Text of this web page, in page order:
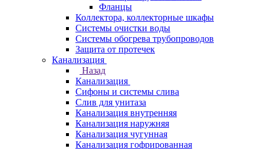
Фланцы
Коллектора, коллекторные шкафы
Системы очистки воды
Системы обогрева трубопроводов
Защита от протечек
Канализация
Назад
Канализация
Сифоны и системы слива
Слив для унитаза
Канализация внутренняя
Канализация наружняя
Канализация чугунная
Канализация гофрированная